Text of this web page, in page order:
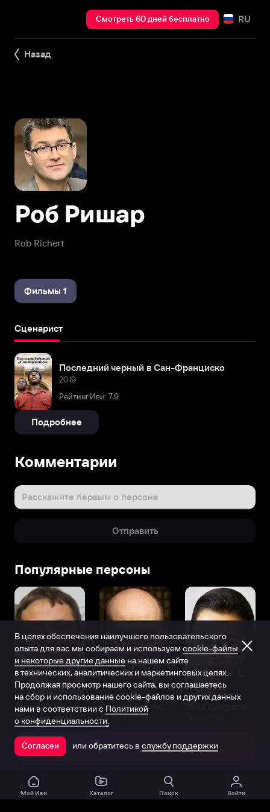
Смотреть 60 дней бесплатно RU
Назад
Rob Richert
Роб Ришар
Фильмы 1
Сценарист
Последний черный в Сан-Франциско
2019
Рейтинг Иви: 7,9
Подробнее
Комментарии
Расскажите первым о персоне
Отправить
Популярные персоны
Виталий Шляппо
Продюсер Актёр дубляжа
Открыть в приложении
Мой Иви Каталог Поиск Войти
В целях обеспечения наилучшего пользовательского
опыта для вас мы собираем и используем cookie-файлы
и некоторые другие данные на нашем сайте
в технических, аналитических и маркетинговых целях.
Продолжая просмотр нашего сайта, вы соглашаетесь
на сбор и использование cookie-файлов и других данных
нами в соответствии с Политикой
о конфиденциальности.
Согласен или обратитесь в службу поддержки